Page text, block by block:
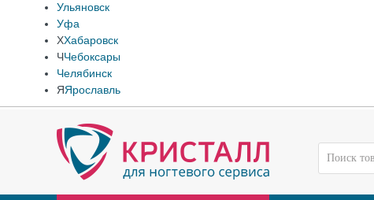
Ульяновск
Уфа
ХХабаровск
ЧЧебоксары
Челябинск
ЯЯрославль